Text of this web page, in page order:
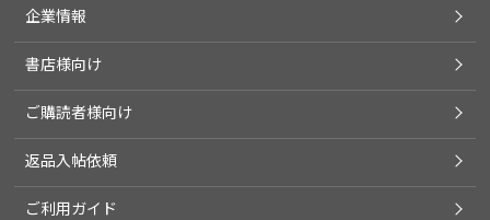
企業情報
書店様向け
ご購読者様向け
返品入帖依頼
ご利用ガイド